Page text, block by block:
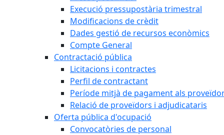
Execució pressupostària trimestral
Modificacions de crèdit
Dades gestió de recursos econòmics
Compte General
Contractació pública
Licitacions i contractes
Perfil de contractant
Període mitjà de pagament als
Relació de proveïdors i adjudicataris
Oferta pública d'ocupació
Convocatòries de personal